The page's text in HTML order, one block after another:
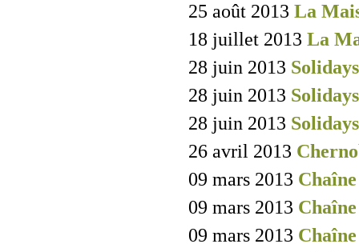
25 août 2013 La
18 juillet 2013 La
28 juin 2013 Solidays
28 juin 2013 Solidays
28 juin 2013
26 avril 2013
09 mars 2013
09 mars 2013
09 mars 2013